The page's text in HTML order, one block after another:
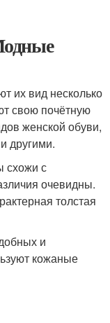
их вид несколько
свою почётную
женской обуви,
другими.
схожи с
очевидны.
толстая
и
кожаные